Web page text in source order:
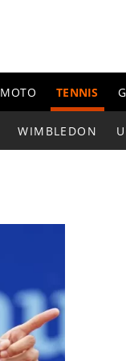
MOTO TENNIS
WIMBLEDON